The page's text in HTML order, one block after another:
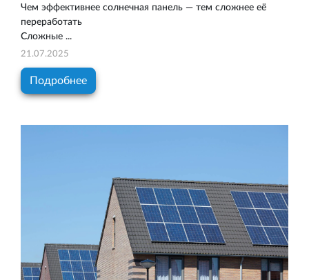
Чем эффективнее солнечная панель — тем сложнее её
переработать
Сложные ...
21.07.2025
Подробнее